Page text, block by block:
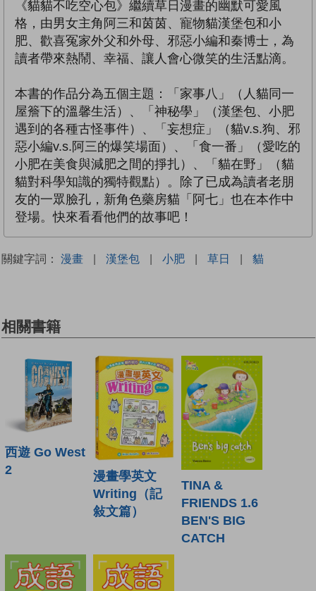
《貓貓不吃空心包》繼續草日漫畫的幽默可愛風
格，由男女主角阿三和茵茵、寵物貓漢堡包和小
肥、歡喜冤家外父和外母、邪惡小編和秦博士，為
讀者帶來熱鬧、幸福、讓人會心微笑的生活點滴。
本書的作品分為五個主題：「家事八」（人貓同一
屋簷下的溫馨生活）、「神秘學」（漢堡包、小肥
遇到的各種古怪事件）、「妄想症」（貓v.s.狗、邪
惡小編v.s.阿三的爆笑場面）、「食一番」（愛吃的
小肥在美食與減肥之間的掙扎）、「貓在野」（貓
貓對科學知識的獨特觀點）。除了已成為讀者老朋
友的一眾臉孔，新角色藥房貓「阿七」也在本作中
登場。快來看看他們的故事吧！
關鍵字詞： 漫畫 | 漢堡包 | 小肥 | 草日 | 貓
相關書籍
西遊 Go West
2
漫畫學英文
Writing（記
敍文篇）
TINA &
FRIENDS 1.6
BEN'S BIG
CATCH